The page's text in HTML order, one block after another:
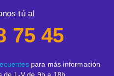
tú al
75 45
para más información